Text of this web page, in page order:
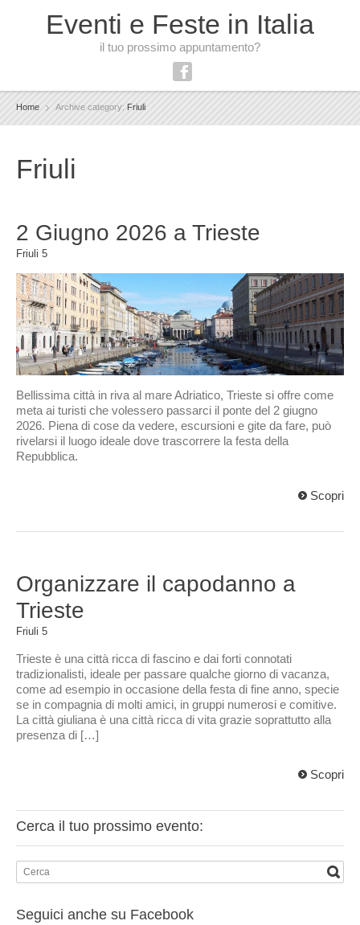
Eventi e Feste in Italia
il tuo prossimo appuntamento?
Home Archive category: Friuli
Friuli
2 Giugno 2026 a Trieste
Friuli 5
Bellissima città in riva al mare Adriatico, Trieste si offre come
meta ai turisti che volessero passarci il ponte del 2 giugno
2026. Piena di cose da vedere, escursioni e gite da fare, può
rivelarsi il luogo ideale dove trascorrere la festa della
Repubblica.
Scopri
Organizzare il capodanno a
Trieste
Friuli 5
Trieste è una città ricca di fascino e dai forti connotati
tradizionalisti, ideale per passare qualche giorno di vacanza,
come ad esempio in occasione della festa di fine anno, specie
se in compagnia di molti amici, in gruppi numerosi e comitive.
La città giuliana è una città ricca di vita grazie soprattutto alla
presenza di […]
Scopri
Cerca il tuo prossimo evento:
Seguici anche su Facebook